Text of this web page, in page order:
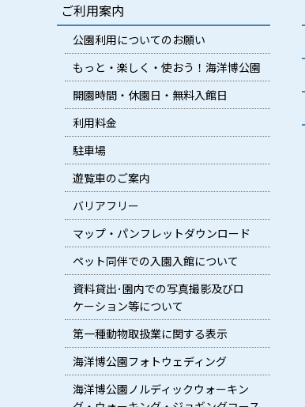
ご利用案内
公園利用についてのお願い
もっと・楽しく・使おう！海洋博公園
開園時間・休園日・無料入館日
利用料金
駐車場
遊覧車のご案内
バリアフリー
マップ・パンフレットダウンロード
ペット同伴での入園入館について
資料貸出･園内での写真撮影及びロ
ケーション等について
第一種動物取扱業に関する表示
海洋博公園フォトウェディング
海洋博公園ノルディックウォーキン